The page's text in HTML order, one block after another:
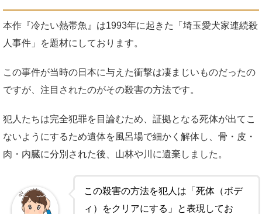
本作『冷たい熱帯魚』は1993年に起きた「埼玉愛犬家連続殺
人事件」を題材にしております。
この事件が当時の日本に与えた衝撃は凄まじいものだったの
ですが、注目されたのがその殺害の方法です。
犯人たちは完全犯罪を目論むため、証拠となる死体が出てこ
ないようにするため遺体を風呂場で細かく解体し、骨・皮・
肉・内臓に分別された後、山林や川に遺棄しました。
この殺害の方法を犯人は「死体（ボデ
ィ）をクリアにする」と表現してお